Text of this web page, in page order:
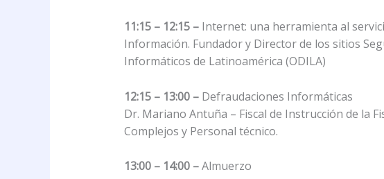
11:15 – 12:15 –Internet: una herramienta al
Información. Fundador y Director de los sitios
Informáticos de Latinoamérica (ODILA)
12:15 – 13:00 –Defraudaciones Informáticas
Dr. Mariano Antuña – Fiscal de Instrucción de la
Complejos y Personal técnico.
13:00 – 14:00 –Almuerzo